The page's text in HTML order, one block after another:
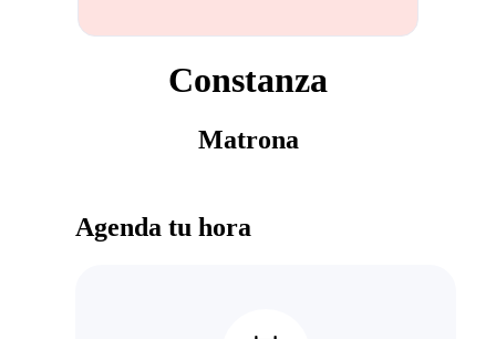
Constanza
Matrona
Agenda tu hora